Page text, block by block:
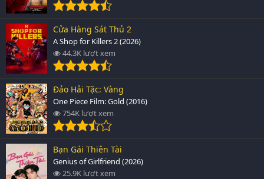
Cửa Hàng Sát Thủ 2
A Shop for Killers 2 (2026)
44.3K lượt xem
Đảo Hải Tặc: Vàng
One Piece Film: Gold (2016)
754K lượt xem
Bạn Gái Thiên Tài
Genius of Girlfriend (2026)
25.9K lượt xem